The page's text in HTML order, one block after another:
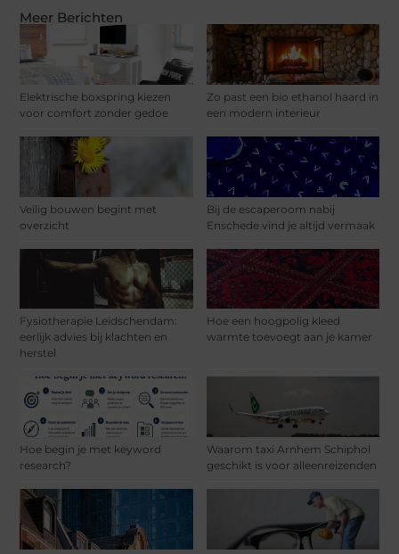
Meer Berichten
Elektrische boxspring kiezen
voor comfort zonder gedoe
Zo past een bio ethanol haard in
een modern interieur
Veilig bouwen begint met
overzicht
Bij de escaperoom nabij
Enschede vind je altijd vermaak
Fysiotherapie Leidschendam:
eerlijk advies bij klachten en
herstel
Hoe een hoogpolig kleed
warmte toevoegt aan je kamer
Hoe begin je met keyword
research?
Waarom taxi Arnhem Schiphol
geschikt is voor alleenreizenden